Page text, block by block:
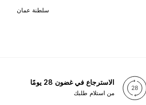
سلطنة عمان
الاسترجاع في غضون 28 يومًا
من استلام طلبك